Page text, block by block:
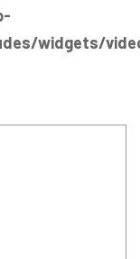
widgets/